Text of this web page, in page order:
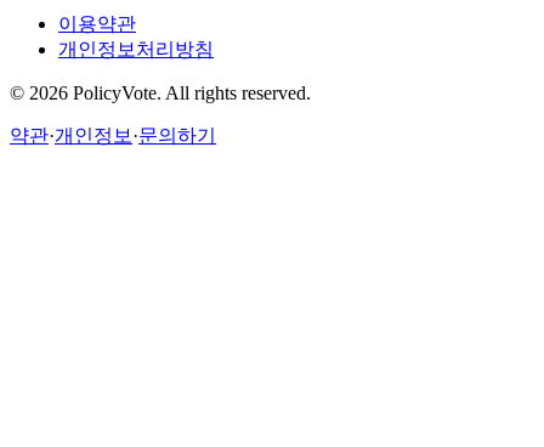
이용약관
개인정보처리방침
© 2026 PolicyVote. All rights reserved.
약관·개인정보 ·문의하기